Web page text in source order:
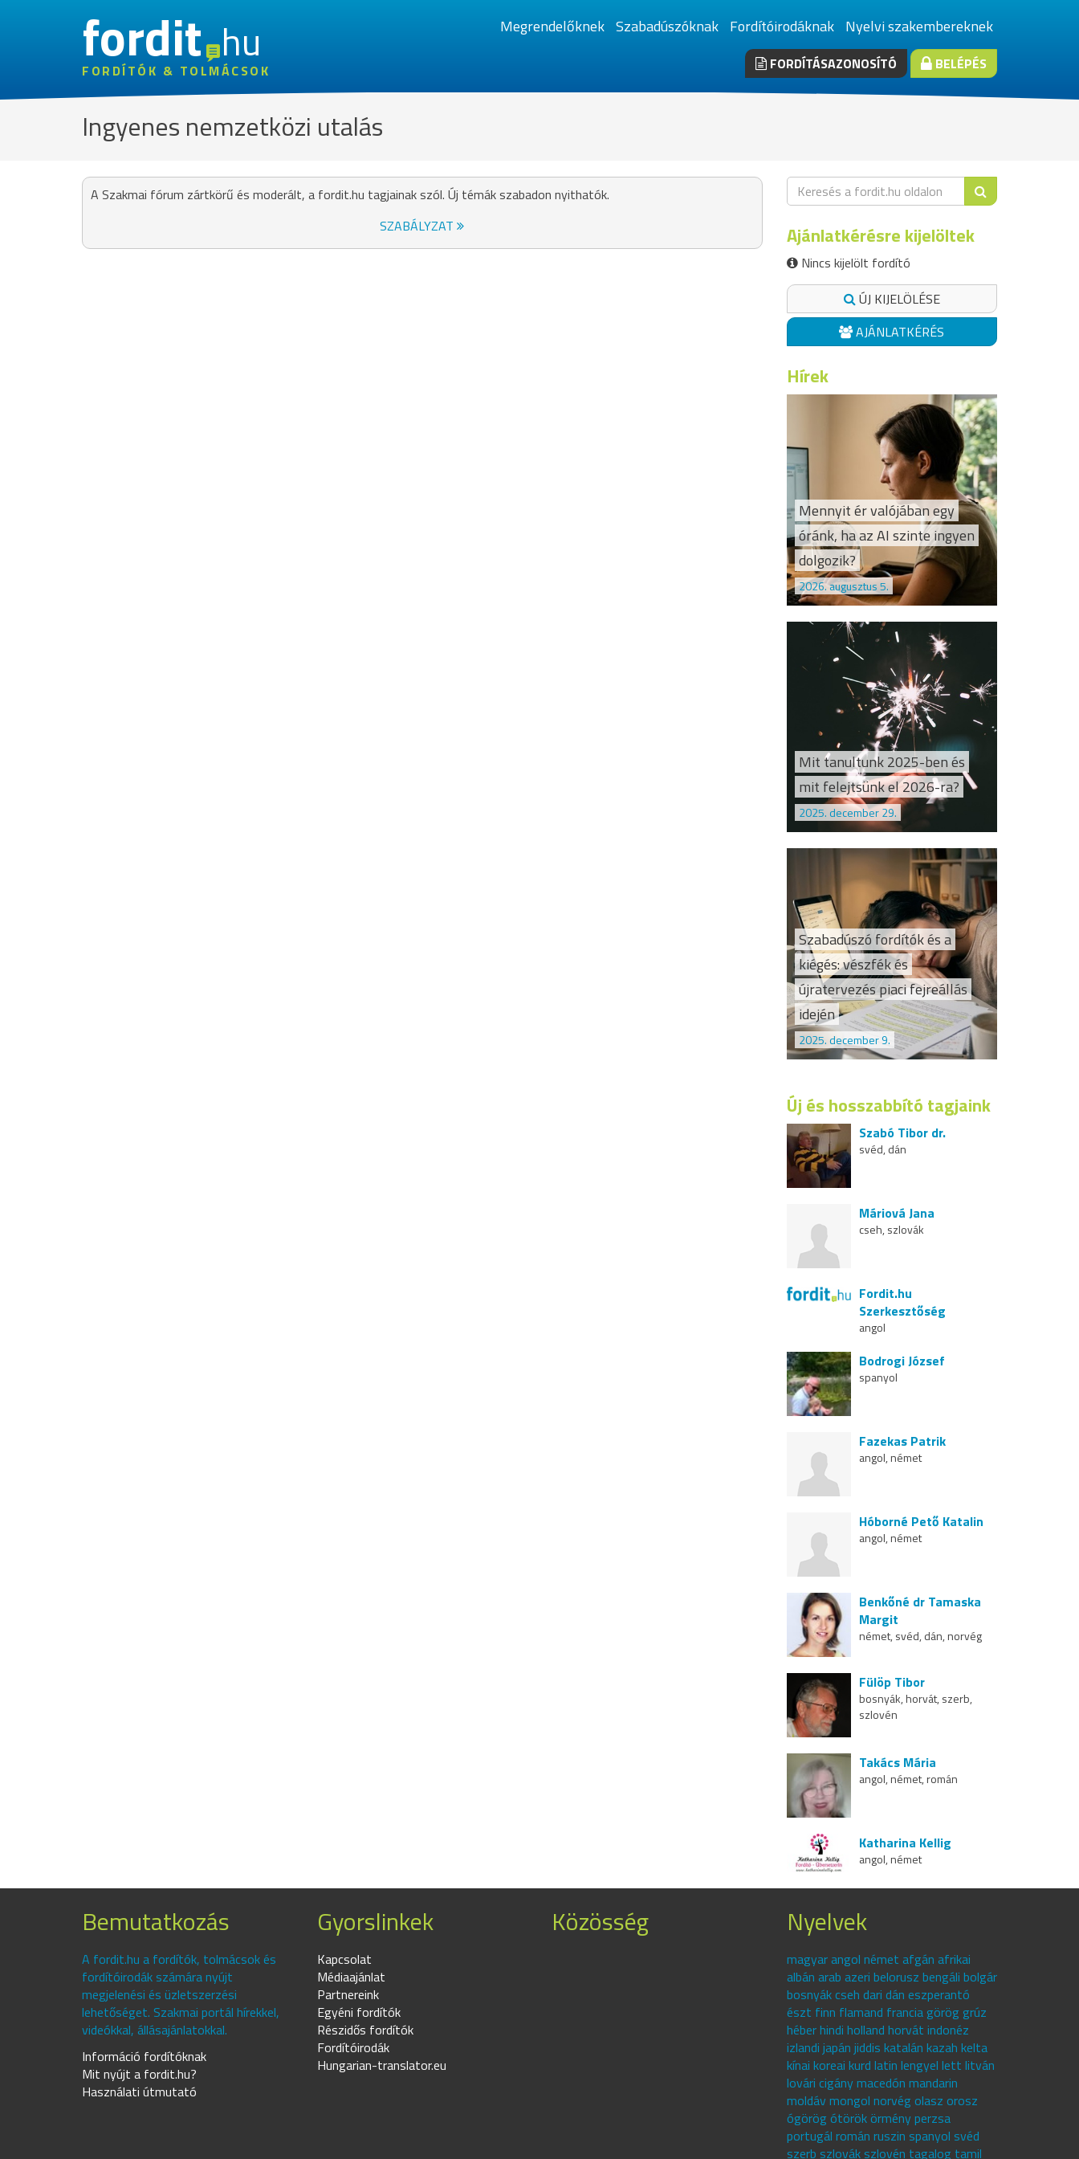
fordithu
FORDÍTÓK & TOLMÁCSOK
Megrendelőknek Szabadúszóknak Fordítóirodáknak Nyelvi szakembereknek
FORDÍTÁSAZONOSÍTÓ BELÉPÉS
Ingyenes nemzetközi utalás
A Szakmai fórum zártkörű és moderált, a fordit.hu tagjainak szól. Új témák szabadon nyithatók.
SZABÁLYZAT
Ajánlatkérésre kijelöltek
Nincs kijelölt fordító
ÚJ KIJELÖLÉSE
AJÁNLATKÉRÉS
Hírek
Mennyit ér valójában egy
óránk, ha az AI szinte ingyen
dolgozik?
2026. augusztus 5.
Mit tanultunk 2025-ben és
mit felejtsünk el 2026-ra?
2025. december 29.
Szabadúszó fordítók és a
kiégés: vészfék és
újratervezés piaci fejreállás
idején
2025. december 9.
Új és hosszabbító tagjaink
Szabó Tibor dr.
svéd, dán
Máriová Jana
cseh, szlovák
Fordit.hu
Szerkesztőség
angol
Bodrogi József
spanyol
Fazekas Patrik
angol, német
Hóborné Pető Katalin
angol, német
Benkőné dr Tamaska
Margit
német, svéd, dán, norvég
Fülöp Tibor
bosnyák, horvát, szerb,
szlovén
Takács Mária
angol, német, román
Katharina Kellig
angol, német
Bemutatkozás
A fordit.hu a fordítók, tolmácsok és
fordítóirodák számára nyújt
megjelenési és üzletszerzési
lehetőséget. Szakmai portál hírekkel,
videókkal, állásajánlatokkal.
Információ fordítóknak
Mit nyújt a fordit.hu?
Használati útmutató
Gyorslinkek
Kapcsolat
Médiaajánlat
Partnereink
Egyéni fordítók
Részidős fordítók
Fordítóirodák
Hungarian-translator.eu
Közösség Nyelvek
magyar angol német afgán afrikai
albán arab azeri belorusz bengáli bolgár
bosnyák cseh dari dán eszperantó
észt finn flamand francia görög grúz
héber hindi holland horvát indonéz
izlandi japán jiddis katalán kazah kelta
kínai koreai kurd latin lengyel lett litván
lovári cigány macedón mandarin
moldáv mongol norvég olasz orosz
ógörög ótörök örmény perzsa
portugál román ruszin spanyol svéd
szerb szlovák szlovén tagalog tamil